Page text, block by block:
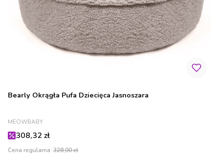
Bearly Okrągła Pufa Dziecięca Jasnoszara
PRODUCENT
MEOWBABY
Cena promocyjna
308,32 zł
Cena regularna: 328,00 zł